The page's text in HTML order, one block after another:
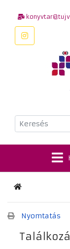
Keresés
Kezdőlap
Nyomtatás